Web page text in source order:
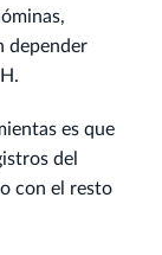
depender
es que
del
con el resto